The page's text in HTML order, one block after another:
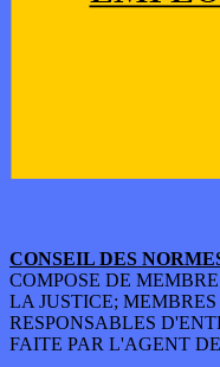
CONSEIL DES
COMPOSE DE
LA JUSTICE;
RESPONSABLES
FAITE PAR L'AGENT